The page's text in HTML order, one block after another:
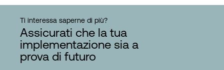
Ti interessa saperne di più?
Assicurati che la tua
implementazione sia a
prova di futuro